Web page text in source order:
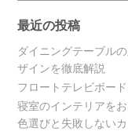
最近の投稿
ダイニングテーブル
ザインを徹底解説
フロートテレビボー
寝室のインテリアを
色選びと失敗しない